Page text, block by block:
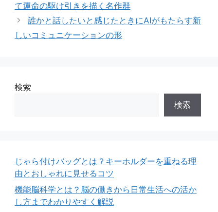
リ
ー
て運命の駆け引きを描く名作群
誰かと話したいと感じたときにAIがもたらす新
しいコミュニケーションの形
検索
検索
じゃら付けバッグとは？キーホルダーを重ねる理
由とおしゃれに見せるコツ
機能脳科学とは？脳の働きから日常生活への活か
し方までわかりやすく解説